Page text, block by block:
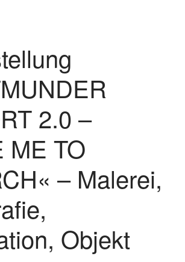
Mai 2023
März 2023
Januar 2023
September 2022
August 2022
Juli 2022
April 2022
September 2021
August 2021
2.0 –
ME TO
– Malerei,
Objekt